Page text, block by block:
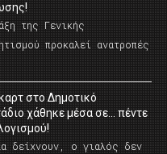
της Γενικής
προκαλεί ανατροπές
στο Δημοτικό
χάθηκε μέσα σε… πέντε
δείχνουν, ο γιαλός δεν